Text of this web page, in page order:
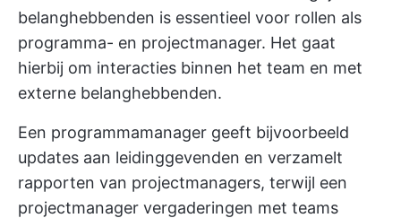
belanghebbenden is essentieel voor rollen als
programma- en projectmanager. Het gaat
hierbij om interacties binnen het team en met
externe belanghebbenden.
Een programmamanager geeft bijvoorbeeld
updates aan leidinggevenden en verzamelt
rapporten van projectmanagers, terwijl een
projectmanager vergaderingen met teams